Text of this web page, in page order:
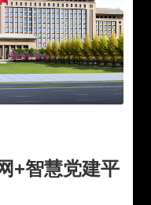
+智慧党建平